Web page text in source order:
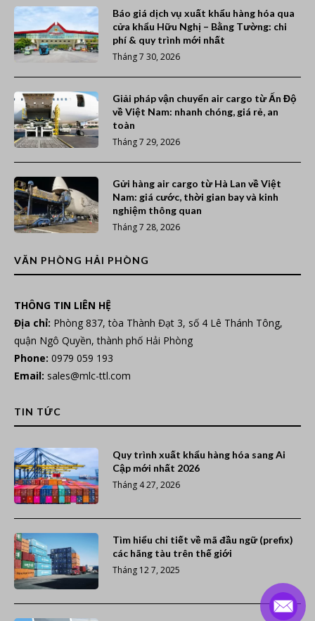
Báo giá dịch vụ xuất khẩu hàng hóa qua
cửa khẩu Hữu Nghị – Bằng Tường: chi
phí & quy trình mới nhất
Tháng 7 30, 2026
Giải pháp vận chuyển air cargo từ Ấn Độ
về Việt Nam: nhanh chóng, giá rẻ, an
toàn
Tháng 7 29, 2026
Gửi hàng air cargo từ Hà Lan về Việt
Nam: giá cước, thời gian bay và kinh
nghiệm thông quan
Tháng 7 28, 2026
VĂN PHÒNG HẢI PHÒNG
THÔNG TIN LIÊN HỆ
Địa chỉ: Phòng 837, tòa Thành Đạt 3, số 4 Lê Thánh Tông,
quận Ngô Quyền, thành phố Hải Phòng
Phone: 0979 059 193
Email: sales@mlc-ttl.com
TIN TỨC
Quy trình xuất khẩu hàng hóa sang Ai
Cập mới nhất 2026
Tháng 4 27, 2026
Tìm hiểu chi tiết về mã đầu ngữ (prefix)
các hãng tàu trên thế giới
Tháng 12 7, 2025